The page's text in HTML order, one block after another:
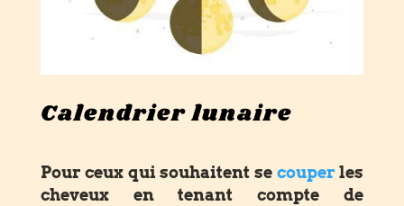
Calendrier lunaire
Pour ceux qui souhaitent se couper les
cheveux en tenant compte de